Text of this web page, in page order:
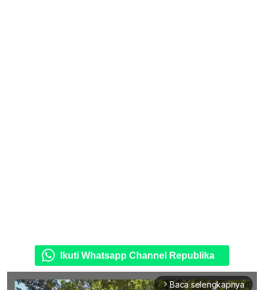
Ikuti Whatsapp Channel Republika
arrow_forward_ios Baca selengkapnya